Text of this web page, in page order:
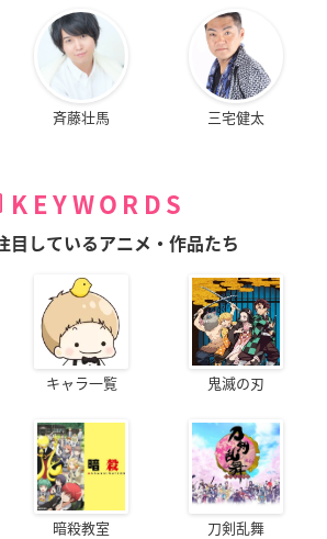
斉藤壮馬 三宅健太
KEYWORDS
目しているアニメ・作品たち
キャラ一覧 鬼滅の刃
暗殺教室 刀剣乱舞